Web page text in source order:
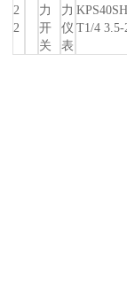
2
2
力
开
关
力
仪
表
T1/4 3.5-